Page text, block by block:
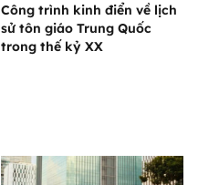
Công trình kinh điển về lịch
sử tôn giáo Trung Quốc
trong thế kỷ XX